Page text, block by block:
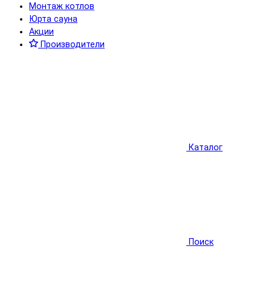
Монтаж котлов
Юрта сауна
Акции
Производители
Каталог
Поиск